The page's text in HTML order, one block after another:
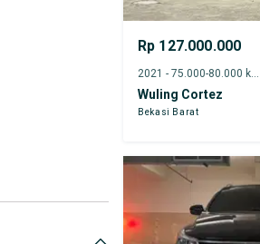
Rp 127.000.000
Wuling Cortez
Bekasi Barat